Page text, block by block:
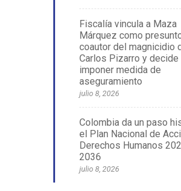
Fiscalía vincula a Maza
Márquez como
coautor del magnicidio
Carlos Pizarro y decide
imponer medida de
aseguramiento
julio 8, 2026
Colombia da un paso
el Plan Nacional de
Derechos Humanos
2036
julio 8, 2026